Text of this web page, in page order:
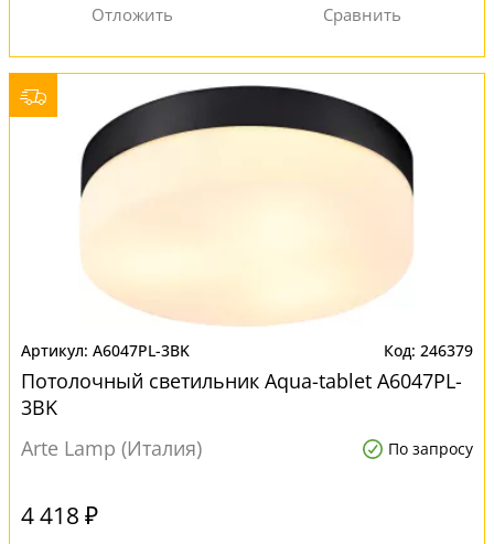
A6047PL-3BK 246379
Потолочный светильник Aqua-tablet A6047PL-
3BK
Arte Lamp (Италия)
По запросу
4 418 ₽